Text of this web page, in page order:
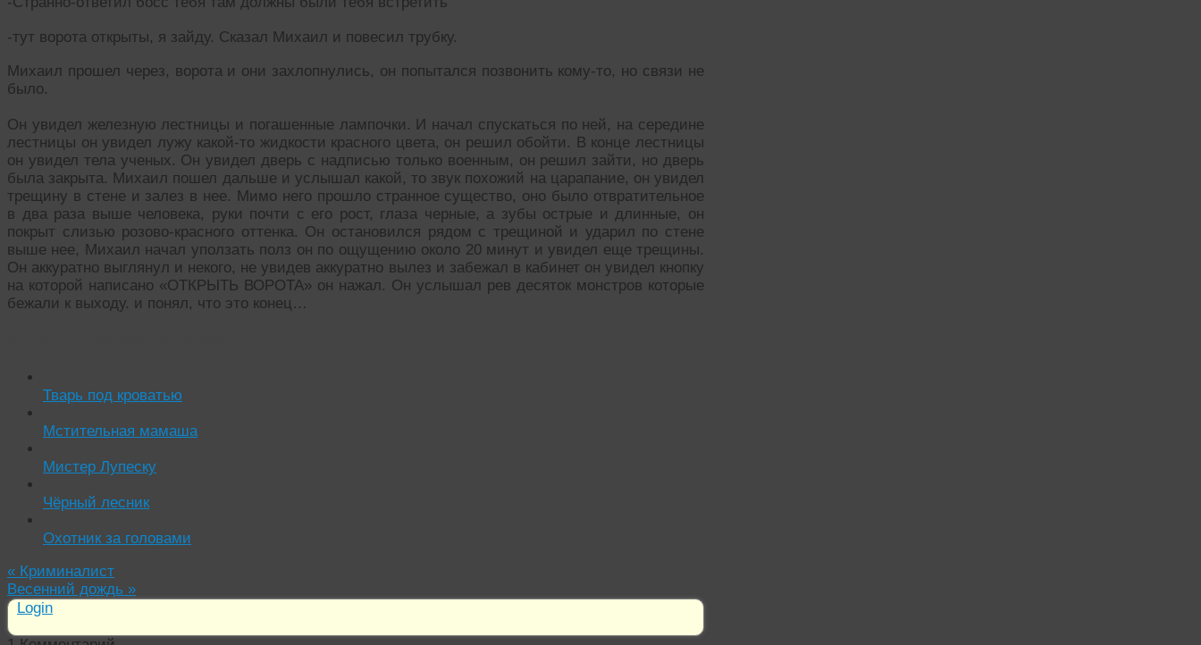
-тут ворота открыты, я зайду. Сказал Михаил и повесил трубку.
Михаил прошел через, ворота и они захлопнулись, он попытался позвонить кому-то, но связи не
было.
Он увидел железную лестницы и погашенные лампочки. И начал спускаться по ней, на середине
лестницы он увидел лужу какой-то жидкости красного цвета, он решил обойти. В конце лестницы
он увидел тела ученых. Он увидел дверь с надписью только военным, он решил зайти, но дверь
была закрыта. Михаил пошел дальше и услышал какой, то звук похожий на царапание, он увидел
трещину в стене и залез в нее. Мимо него прошло странное существо, оно было отвратительное
в два раза выше человека, руки почти с его рост, глаза черные, а зубы острые и длинные, он
покрыт слизью розово-красного оттенка. Он остановился рядом с трещиной и ударил по стене
выше нее, Михаил начал уползать полз он по ощущению около 20 минут и увидел еще трещины.
Он аккуратно выглянул и некого, не увидев аккуратно вылез и забежал в кабинет он увидел кнопку
на которой написано «ОТКРЫТЬ ВОРОТА» он нажал. Он услышал рев десяток монстров которые
бежали к выходу. и понял, что это конец…
Тварь под кроватью
Мстительная мамаша
Мистер Лупеску
Чёрный лесник
Охотник за головами
« Криминалист
Весенний дождь »
Login